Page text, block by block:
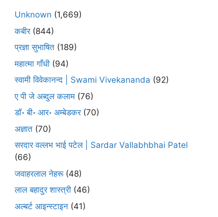
Unknown (1,669)
कबीर(844)
प्रज्ञा सुभाषित (189)
महात्मा गाँधी (94)
स्वामी विवेकानन्द | Swami Vivekananda (92)
ए पी जे अब्दुल कलाम (76)
डॉ॰ बी॰ आर॰ अम्बेडकर(70)
अज्ञात (70)
सरदार वल्लभ भाई पटेल | Sardar Vallabhbhai Patel
(66)
जवाहरलाल नेहरू(48)
लाल बहादुर शास्त्री (46)
अल्बर्ट आइन्स्टाइन (41)